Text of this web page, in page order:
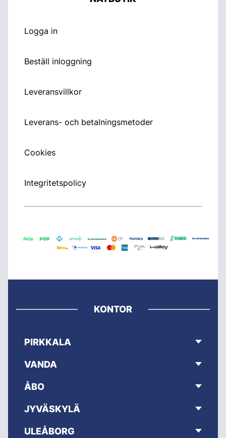
Logga in
Beställ inloggning
Leveransvillkor
Leverans- och betalningsmetoder
Cookies
Integritetspolicy
KONTOR
PIRKKALA
VANDA
ÅBO
JYVÄSKYLÄ
ULEÅBORG